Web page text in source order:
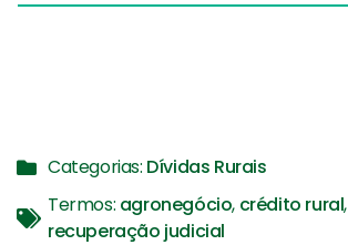
Categorias: Dívidas Rurais
Termos: agronegócio, crédito rural,
recuperação judicial